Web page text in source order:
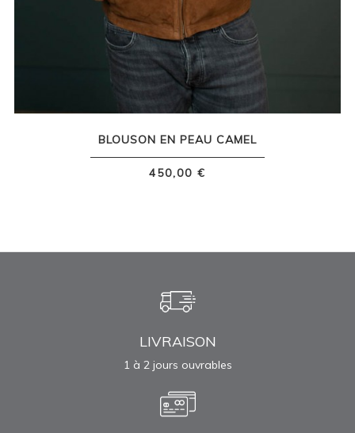
BLOUSON EN PEAU CAMEL
450,00 €
LIVRAISON
1 à 2 jours ouvrables